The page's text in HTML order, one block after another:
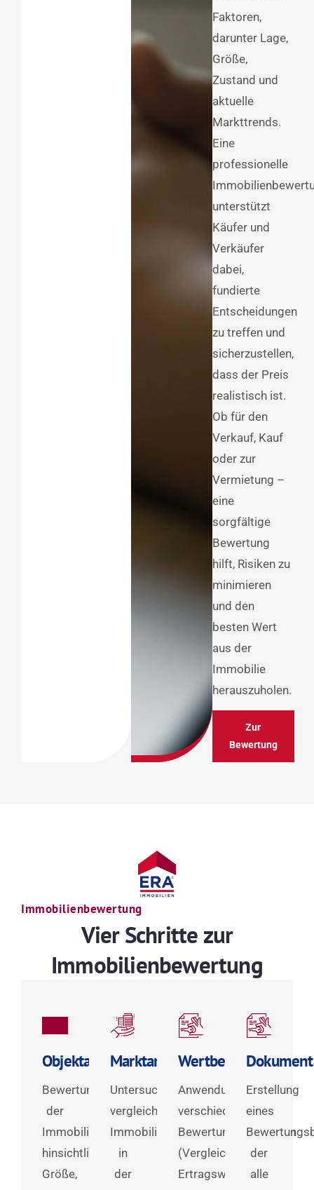
Faktoren,
darunter Lage,
Größe,
Zustand und
aktuelle
Markttrends.
Eine
professionelle
unterstützt
Käufer und
Verkäufer
dabei,
fundierte
Entscheidungen
zu treffen und
sicherzustellen,
dass der Preis
realistisch ist.
Ob für den
Verkauf, Kauf
oder zur
Vermietung –
eine
sorgfältige
Bewertung
hilft, Risiken zu
minimieren
und den
besten Wert
aus der
Immobilie
herauszuholen.
Zur
Bewertung
Immobilienbewertung
Vier Schritte zur
Immobilienbewertung
Objektanalyse
Bewertung
der
Immobilie
hinsichtlich
Größe,
Marktanalyse
Untersuchung
vergleichbarer
Immobilien
in
der
Wertbestimmung
Anwendung
verschiedener
Bewertungsmethoden
(Vergleichswert-,
Ertragswert-,
Erstellung
eines
der
alle